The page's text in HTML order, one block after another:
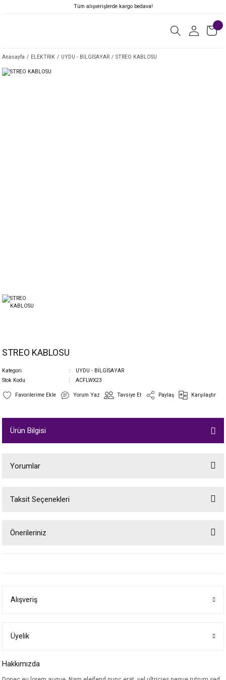
Tüm alışverişlerde kargo bedava!
Anasayfa ELEKTRİK UYDU - BİLGİSAYAR STREO KABLOSU
STREO KABLOSU
Kategori
UYDU - BİLGİSAYAR
Stok Kodu
ACFLWX23
Yorum Yaz Tavsiye Et Paylaş Karşılaştır
Ürün Bilgisi
Yorumlar
Taksit Seçenekleri
Önerileriniz
Ürün bilgilerinde hatalar bulunuyor.
Bu ürüne benzer farklı alternatifler olmalı.
Alışveriş
Üyelik
Hakkımızda